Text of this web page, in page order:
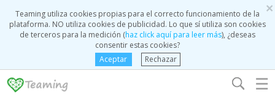
×
Teaming utiliza cookies propias para el correcto funcionamiento de la
plataforma. NO utiliza cookies de publicidad. Lo que sí utiliza son cookies
de terceros para la medición (haz click aquí para leer más), ¿deseas
consentir estas cookies?
Aceptar
Rechazar
☰